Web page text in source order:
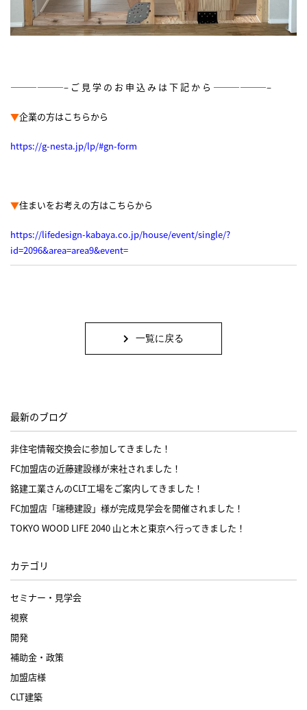
——————– ご 見 学 の お 申 込 み は 下 記 か ら ——————–
▼企業の方はこちらから
https://g-nesta.jp/lp/#gn-form
▼住まいをお考えの方はこちらから
https://lifedesign-kabaya.co.jp/house/event/single/?
id=2096&area=area9&event=
一覧に戻る
最新のブログ
非住宅情報交換会に参加してきました！
FC加盟店の近藤建設様が来社されました！
銘建工業さんのCLT工場をご案内してきました！
FC加盟店「瑞穂建設」様が完成見学会を開催されました！
TOKYO WOOD LIFE 2040 山と木と東京へ行ってきました！
カテゴリ
セミナー・見学会
視察
開発
補助金・政策
加盟店様
CLT建築